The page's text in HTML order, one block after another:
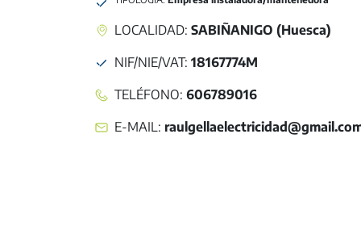
LOCALIDAD: SABIÑANIGO (Huesca)
NIF/NIE/VAT: 18167774M
TELÉFONO: 606789016
E-MAIL: